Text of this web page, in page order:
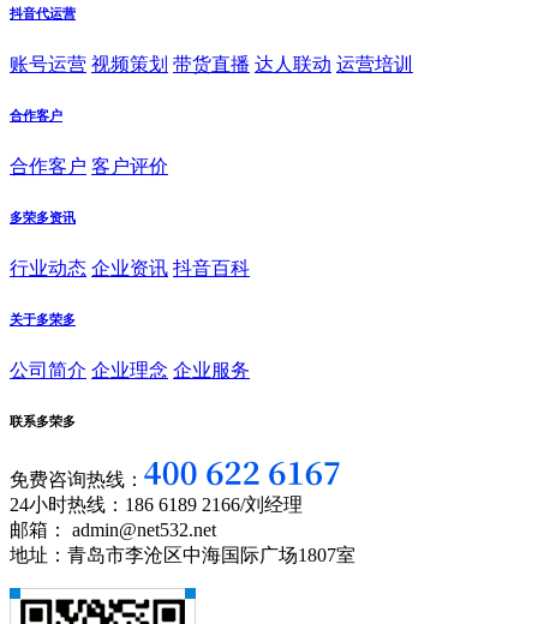
抖音代运营
账号运营 视频策划 带货直播 达人联动 运营培训
合作客户
合作客户 客户评价
多荣多资讯
行业动态 企业资讯 抖音百科
关于多荣多
公司简介 企业理念 企业服务
联系多荣多
免费咨询热线：
24小时热线：186 6189 2166/刘经理
邮箱： admin@net532.net
地址：青岛市李沧区中海国际广场1807室